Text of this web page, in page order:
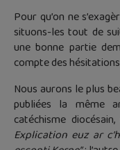
Pour qu’on ne
situons-les tout de
une bonne partie
compte des
Nous aurons le plus
publiées la même
catéchisme
Explication euz ar